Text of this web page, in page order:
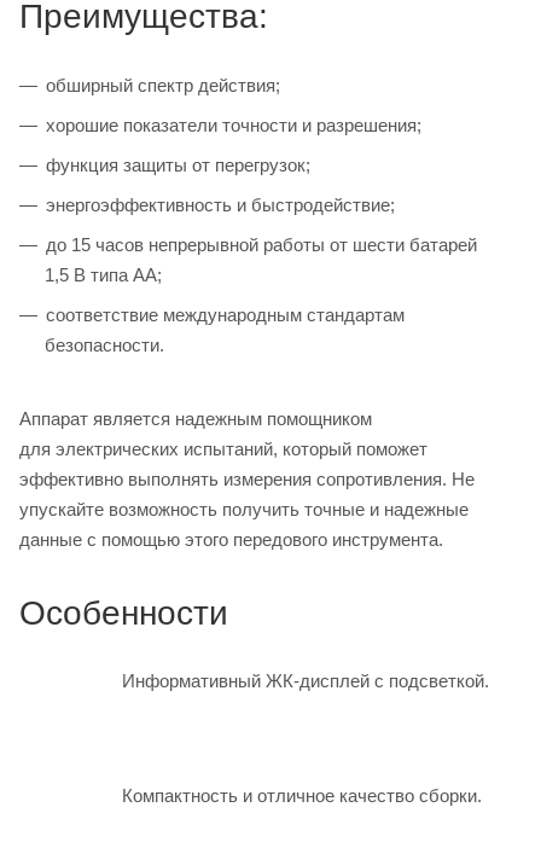
Преимущества:
обширный спектр действия;
хорошие показатели точности и разрешения;
функция защиты от перегрузок;
энергоэффективность и быстродействие;
до 15 часов непрерывной работы от шести батарей
1,5 В типа АА;
соответствие международным стандартам
безопасности.
Аппарат является надежным помощником
для электрических испытаний, который поможет
эффективно выполнять измерения сопротивления. Не
упускайте возможность получить точные и надежные
данные с помощью этого передового инструмента.
Особенности
Информативный ЖК-дисплей с подсветкой.
Компактность и отличное качество сборки.